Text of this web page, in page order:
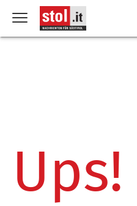
Ups!